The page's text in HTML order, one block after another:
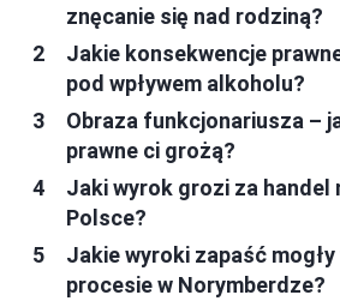
znęcanie się nad rodziną?
Jakie konsekwencje
pod wpływem alkoholu?
Obraza funkcjonariusza –
prawne ci grożą?
Jaki wyrok grozi za handel
Polsce?
Jakie wyroki zapaść
procesie w Norymberdze?